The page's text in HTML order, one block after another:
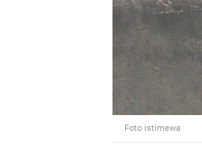
Foto istimewa